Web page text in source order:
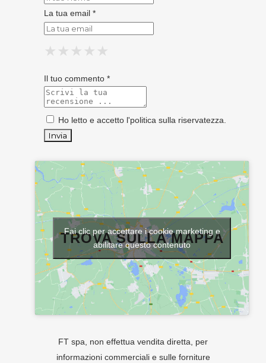
La tua email *
★
★ ★
★ ★ ★
★ ★ ★ ★
★ ★ ★ ★ ★
Il tuo commento *
Ho letto e accetto l'politica sulla riservatezza
TROVA SULLA MAPPA
Fai clic per accettare i cookie marketing e
abilitare questo contenuto
FT spa, non effettua vendita diretta, per
informazioni commerciali e sulle forniture